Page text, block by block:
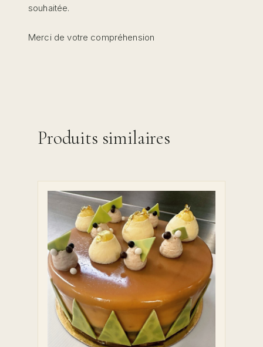
souhaitée.
Merci de votre compréhension
Produits similaires